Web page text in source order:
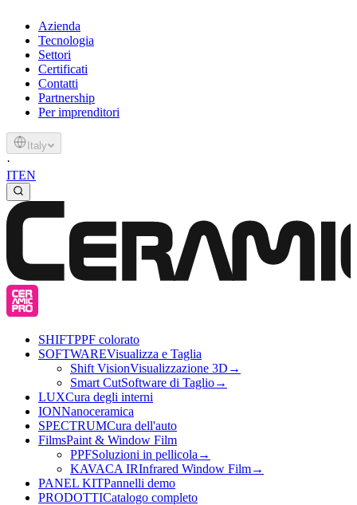
Azienda
Tecnologia
Settori
Certificati
Contatti
Partnership
Per imprenditori
Italy
·
ITEN
SHIFTPPF colorato
SOFTWAREVisualizza e Taglia
Shift VisionVisualizzazione 3D →
Smart CutSoftware di Taglio→
LUXCura degli interni
IONNanoceramica
SPECTRUMCura dell'auto
FilmsPaint & Window Film
PPFSoluzioni in pellicola →
KAVACA IRInfrared Window Film→
PANEL KITPannelli demo
PRODOTTICatalogo completo